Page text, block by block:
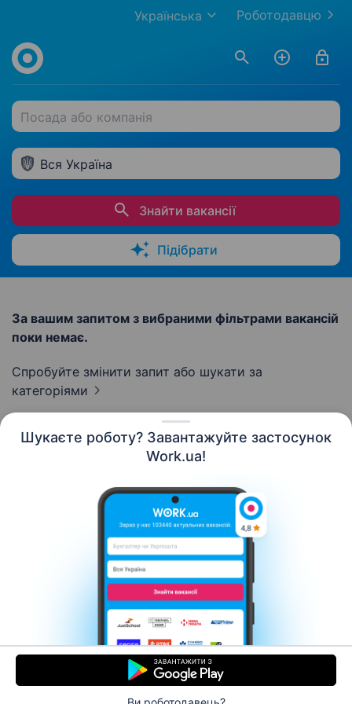
Шукаєте роботу? Завантажуйте застосунок
Work.ua!
Роботодавцю
Українська
Посада або компанія
Вся Україна
Знайти вакансії
Підібрати
За вашим запитом з вибраними фільтрами вакансій
поки немає.
Спробуйте змінити запит або шукати за
категоріями
Контакти Про нас
Кар’єра
Допомога Умови використання